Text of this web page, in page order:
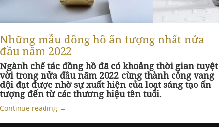
Những mẫu đồng hồ ấn tượng nhất nửa
đầu năm 2022
Ngành chế tác đồng hồ đã có khoảng thời gian tuyệt
vời trong nửa đầu năm 2022 cùng thành công vang
dội đạt được nhờ sự xuất hiện của loạt sáng tạo ấn
tượng đến từ các thương hiệu tên tuổi.
Continue reading →